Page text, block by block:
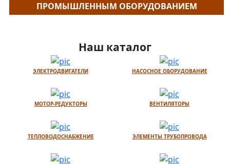
ПРОМЫШЛЕННЫМ ОБОРУДОВАНИЕМ
Наш каталог
ЭЛЕКТРОДВИГАТЕЛИ НАСОСНОЕ ОБОРУДОВАНИЕ
МОТОР-РЕДУКТОРЫ ВЕНТИЛЯТОРЫ
ТЕПЛОВОДОСНАБЖЕНИЕ ЭЛЕМЕНТЫ ТРУБОПРОВОДА